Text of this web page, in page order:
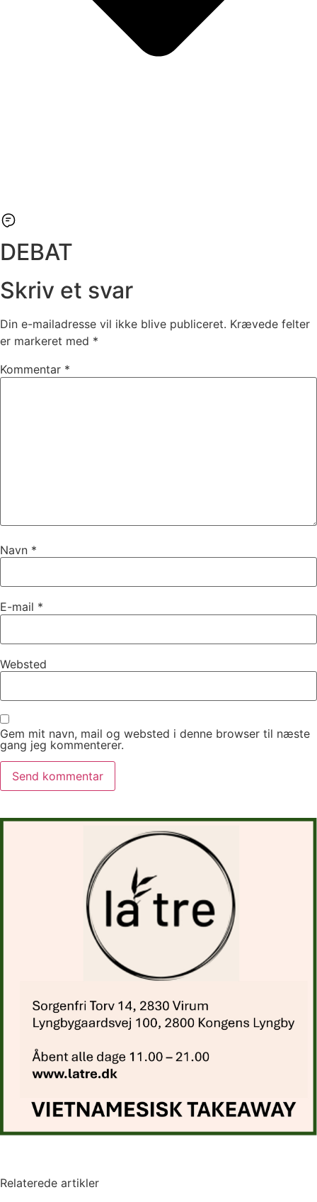
DEBAT
Skriv et svar
Din e-mailadresse vil ikke blive publiceret. Krævede felter
er markeret med *
Kommentar *
Navn *
E-mail *
Websted
Gem mit navn, mail og websted i denne browser til næste
gang jeg kommenterer.
Relaterede artikler